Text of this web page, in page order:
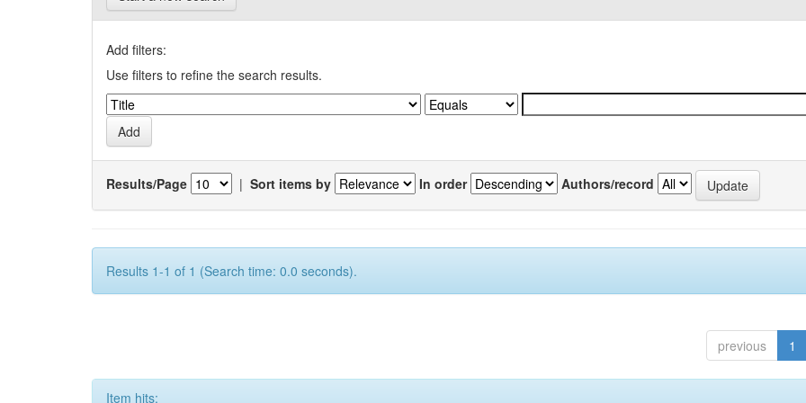
Add filters:
Use filters to refine the search results.
Results/Page | Sort items by In order Authors/record
Results 1-1 of 1 (Search time: 0.0 seconds).
previous 1
Item hits: